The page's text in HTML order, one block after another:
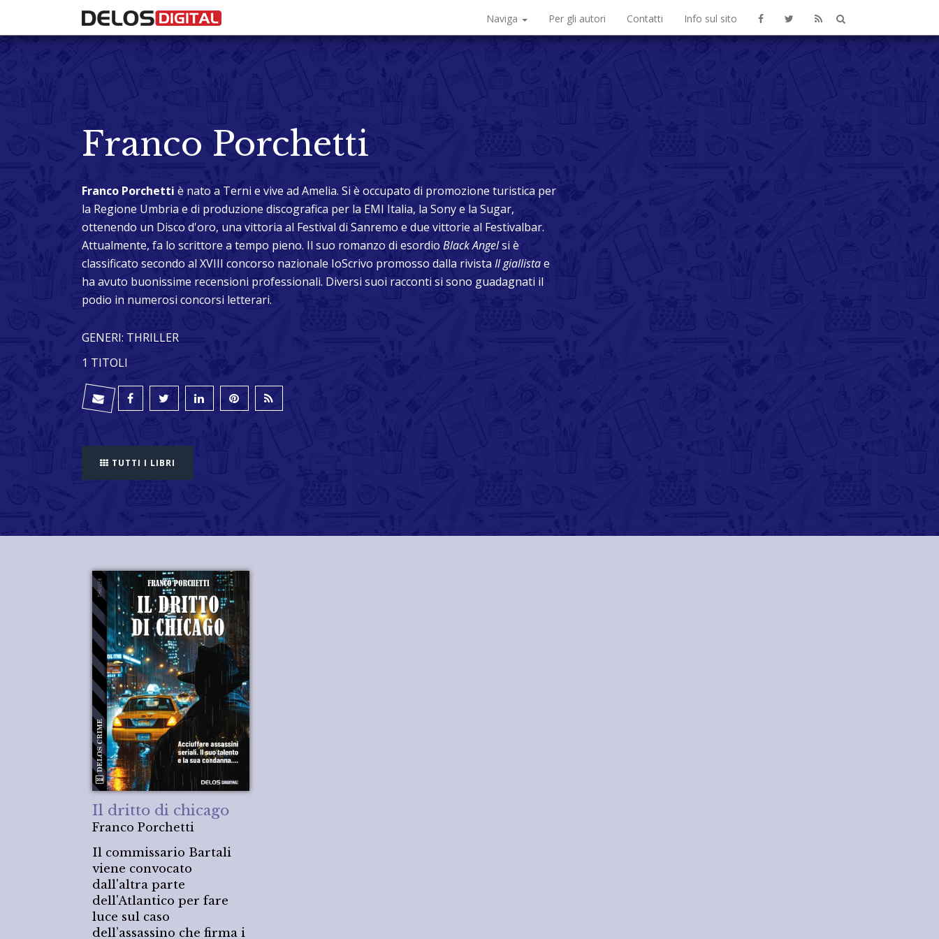
Naviga Per gli autori Contatti Info sul sito
Franco Porchetti
Franco Porchetti è nato a Terni e vive ad Amelia. Si è occupato di promozione turistica per
la Regione Umbria e di produzione discografica per la EMI Italia, la Sony e la Sugar,
ottenendo un Disco d'oro, una vittoria al Festival di Sanremo e due vittorie al Festivalbar.
Attualmente, fa lo scrittore a tempo pieno. Il suo romanzo di esordioBlack Angelsi è
classificato secondo al XVIII concorso nazionale IoScrivo promosso dalla rivistaIl giallistae
ha avuto buonissime recensioni professionali. Diversi suoi racconti si sono guadagnati il
podio in numerosi concorsi letterari.
GENERI: THRILLER
1 TITOLI
TUTTI I LIBRI
Il dritto di chicago
Franco Porchetti
Il commissario Bartali
viene convocato
dall'altra parte
dell'Atlantico per fare
luce sul caso
dell’assassino che firma i